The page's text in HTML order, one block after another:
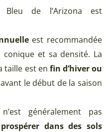
Bleu de l’Arizona est
est recommandée
et sa densité. La
taille est en fin d’hiver ou
le début de la saison
généralement pas
dans des sols